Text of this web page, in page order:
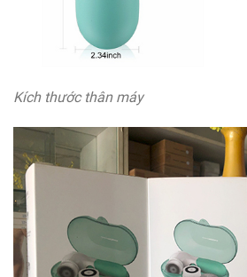
Kích thước thân máy